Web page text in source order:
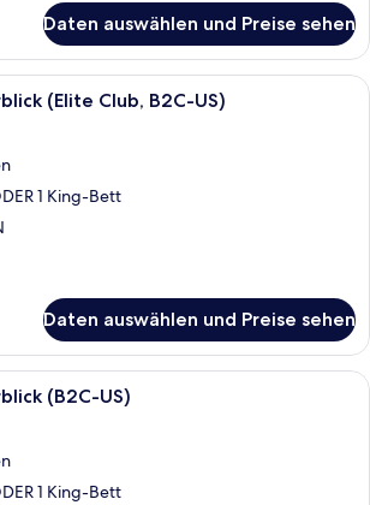
Daten auswählen und Preise sehen
Eine Person gießt ein Getränk in ein
(Elite Club, B2C-US)
1 King-Bett
Daten auswählen und Preise sehen
Ein modernes Hotelzimmer mit
(B2C-US)
1 King-Bett